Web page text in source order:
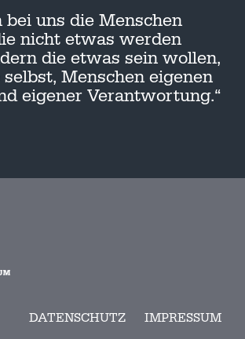
bei uns die Menschen
nicht etwas werden
die etwas sein wollen,
Menschen eigenen
eigener Verantwortung.“
DATENSCHUTZ IMPRESSUM